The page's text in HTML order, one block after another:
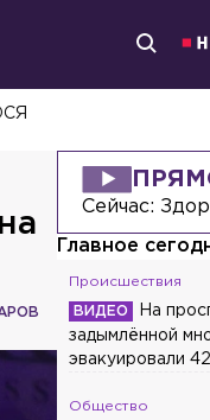
Сейчас:
Главное
Происшествия
На
задымлённой
эвакуировали
Общество